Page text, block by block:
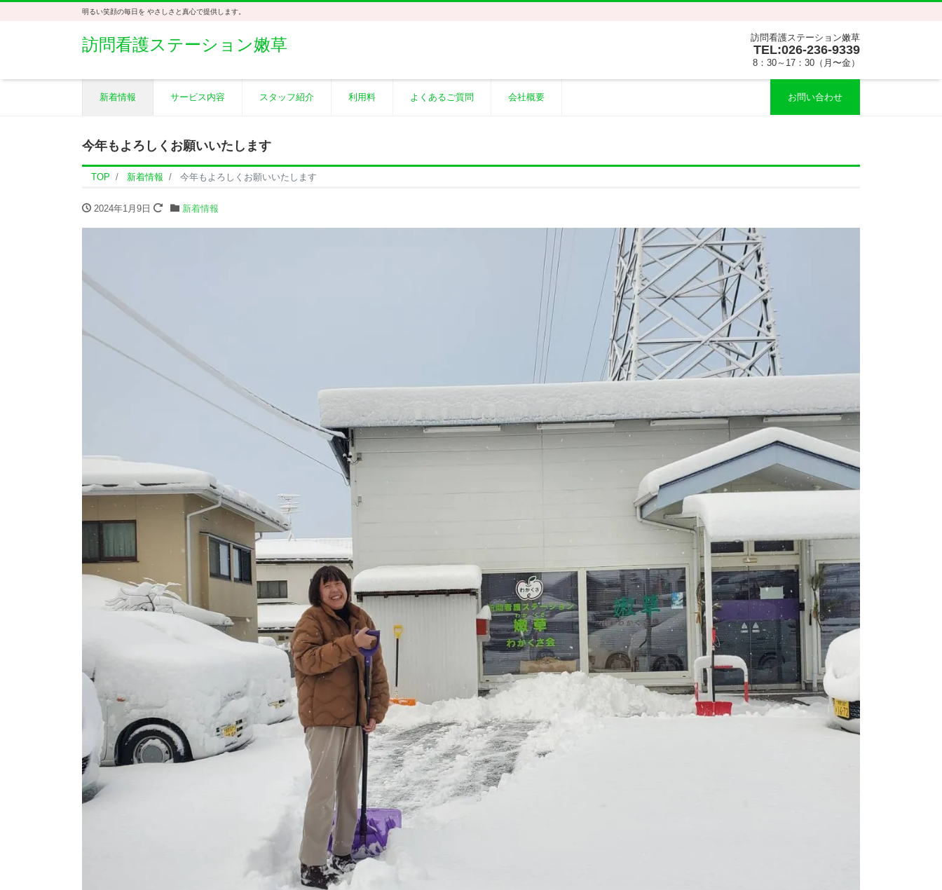
明るい笑顔の毎日を やさしさと真心で提供します。
訪問看護ステーション嫩草 訪問看護ステーション嫩草
TEL:026-236-9339
8：30～17：30（月〜金）
新着情報 サービス内容 スタッフ紹介 利用料 よくあるご質問 会社概要 お問い合わせ
今年もよろしくお願いいたします
TOP 新着情報 今年もよろしくお願いいたします
2024年1月9日 新着情報